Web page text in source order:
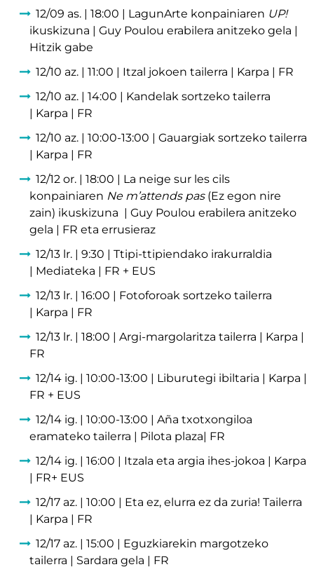
12/09 as. | 18:00 | LagunArte konpainiaren UP!
ikuskizuna | Guy Poulou erabilera anitzeko gela |
Hitzik gabe
12/10 az. | 11:00 | Itzal jokoen tailerra | Karpa | FR
12/10 az. | 14:00 | Kandelak sortzeko tailerra
| Karpa | FR
12/10 az. | 10:00-13:00 | Gauargiak sortzeko tailerra
| Karpa | FR
12/12 or. | 18:00 | La neige sur les cils
konpainiaren Ne m’attends pas(Ez egon nire
zain) ikuskizuna | Guy Poulou erabilera anitzeko
gela | FR eta errusieraz
12/13 lr. | 9:30 | Ttipi-ttipiendako irakurraldia
| Mediateka | FR + EUS
12/13 lr. | 16:00 | Fotoforoak sortzeko tailerra
| Karpa | FR
12/13 lr. | 18:00 | Argi-margolaritza tailerra | Karpa |
FR
12/14 ig. | 10:00-13:00 | Liburutegi ibiltaria | Karpa |
FR + EUS
12/14 ig. | 10:00-13:00 | Aña txotxongiloa
eramateko tailerra | Pilota plaza| FR
12/14 ig. | 16:00 | Itzala eta argia ihes-jokoa | Karpa
| FR+ EUS
12/17 az. | 10:00 | Eta ez, elurra ez da zuria! Tailerra
| Karpa | FR
12/17 az. | 15:00 | Eguzkiarekin margotzeko
tailerra | Sardara gela | FR